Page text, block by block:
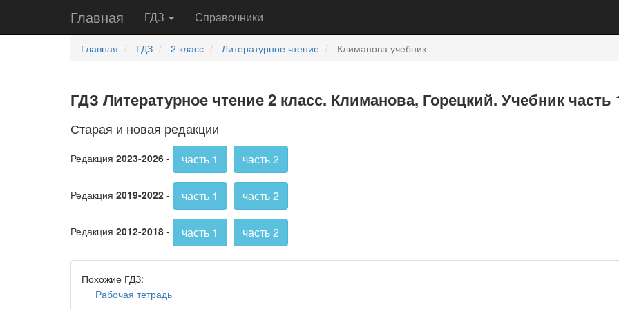
Главная ГДЗ Справочники
Главная ГДЗ 2 класс Литературное чтение Климанова учебник
ГДЗ Литературное чтение 2 класс. Климанова, Горецкий. Учебник часть
Старая и новая редакции
Редакция 2023-2026 - часть 1 часть 2
Редакция 2019-2022 - часть 1 часть 2
Редакция 2012-2018 - часть 1 часть 2
Похожие ГДЗ:
Рабочая тетрадь